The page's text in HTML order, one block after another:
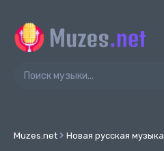
Muzes.net Новая русская музыка